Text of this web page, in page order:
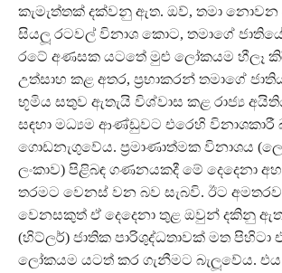
කැමැත්තක් දක්වනු ඇත. ඔව්, තමා නොවන
සියලූ රටවල් විනාශ කොට, තමාගේ
රටේ අණසක යටතේ මුළු ලෝකයම හීලෑ
උත්සාහ කළ අතර, ප‍්‍රභාකරන් තමාගේ
භූමිය සතුව ඇතැයි විශ්වාස කළ රාජ්‍ය
සඳහා මධ්‍යම ආණ්ඩුවට එරෙහි
ගොඩනැගුවේය. ප‍්‍රමාණාත්මක විනාශය
ලංකාව) පිළිබඳ ගණනයකදී මේ දෙදෙනා
තරමට වෙනස් වන බව සැබවි. ඊට
වෙනසකුත් ඒ දෙදෙනා තුළ ඔවුන් දකිනු
(හිට්ලර්) ජාතික පාරිශුද්ධතාවක් මත පිහිටා
ලෝකයම යටත් කර ගැනීමට බැලූවේය. එය